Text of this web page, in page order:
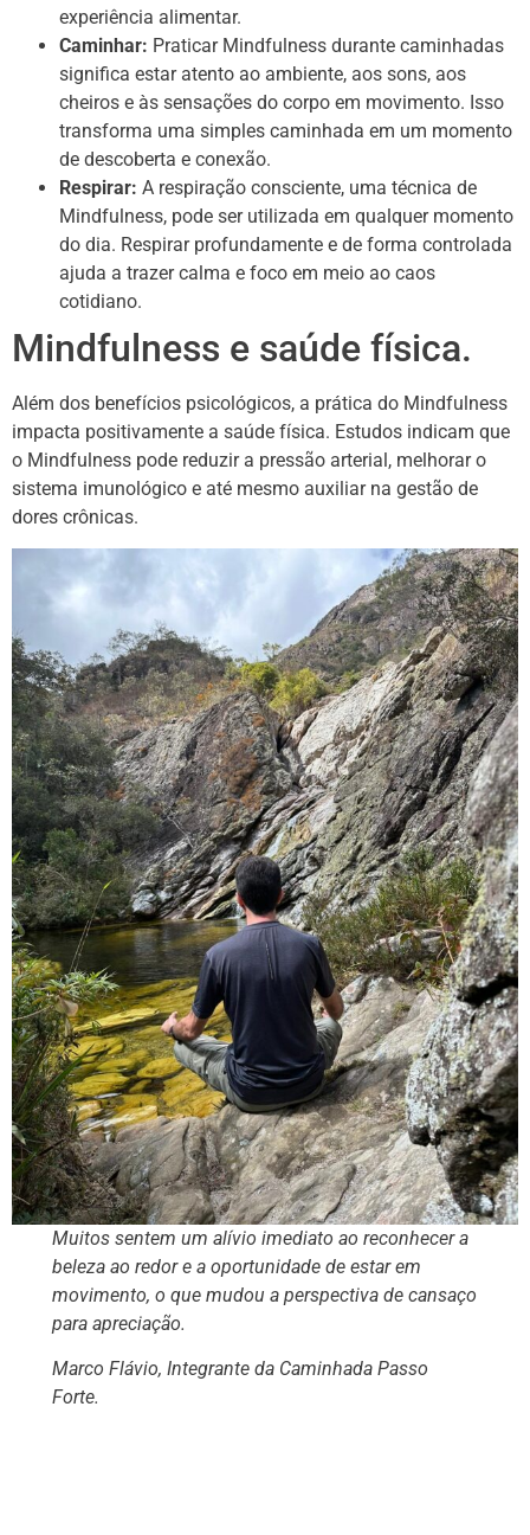
experiência alimentar.
Caminhar: Praticar Mindfulness durante caminhadas
significa estar atento ao ambiente, aos sons, aos
cheiros e às sensações do corpo em movimento. Isso
transforma uma simples caminhada em um momento
de descoberta e conexão.
Respirar: A respiração consciente, uma técnica de
Mindfulness, pode ser utilizada em qualquer momento
do dia. Respirar profundamente e de forma controlada
ajuda a trazer calma e foco em meio ao caos
cotidiano.
Mindfulness e saúde física.
Além dos benefícios psicológicos, a prática do Mindfulness
impacta positivamente a saúde física. Estudos indicam que
o Mindfulness pode reduzir a pressão arterial, melhorar o
sistema imunológico e até mesmo auxiliar na gestão de
dores crônicas.
Muitos sentem um alívio imediato ao reconhecer a
beleza ao redor e a oportunidade de estar em
movimento, o que mudou a perspectiva de cansaço
para apreciação.
Marco Flávio, Integrante da Caminhada Passo
Forte.